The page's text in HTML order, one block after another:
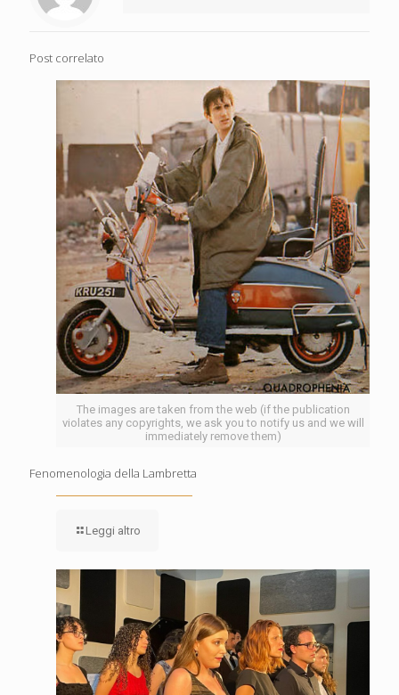
Post correlato
The images are taken from the web (if the publication
violates any copyrights, we ask you to notify us and we will
immediately remove them)
Fenomenologia della Lambretta
Leggi altro